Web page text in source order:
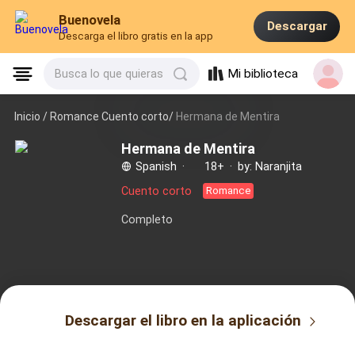
Buenovela
Descarga el libro gratis en la app
Descargar
Busca lo que quieras Mi biblioteca
Inicio /Romance Cuento corto/ Hermana de Mentira
Hermana de Mentira
Spanish · 18+ ·
by: Naranjita
Cuento corto
Romance
Completo
Descargar el libro en la aplicación